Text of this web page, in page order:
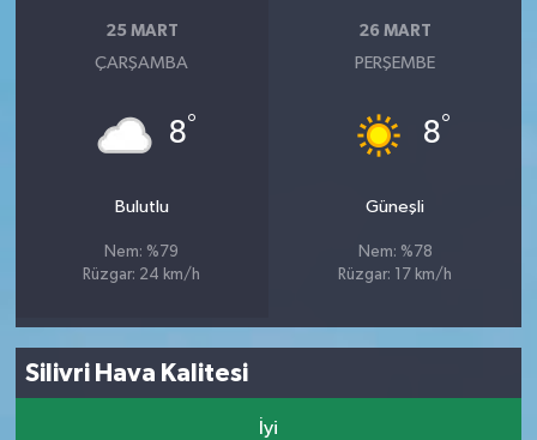
25 MART
ÇARŞAMBA
8°
Bulutlu
Nem: %79
Rüzgar: 24 km/h
26 MART
PERŞEMBE
8°
Güneşli
Nem: %78
Rüzgar: 17 km/h
Silivri Hava Kalitesi
İyi